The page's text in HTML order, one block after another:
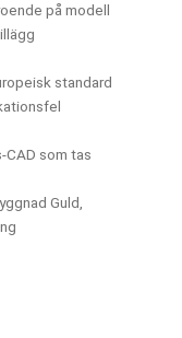
på modell
standard
CAD som tas
Guld,